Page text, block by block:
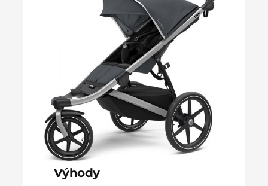
Výhody